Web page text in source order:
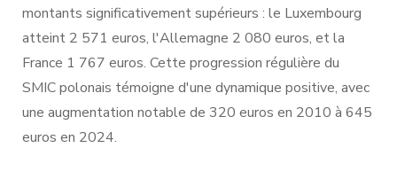
montants significativement supérieurs : le Luxembourg
atteint 2 571 euros, l'Allemagne 2 080 euros, et la
France 1 767 euros. Cette progression régulière du
SMIC polonais témoigne d'une dynamique positive, avec
une augmentation notable de 320 euros en 2010 à 645
euros en 2024.